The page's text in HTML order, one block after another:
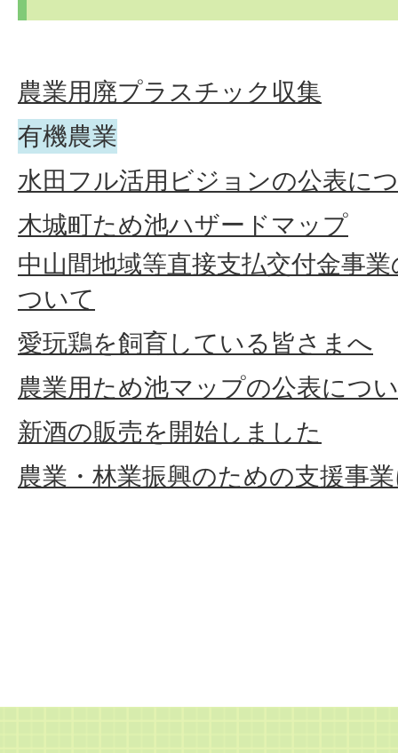
農業用廃プラスチック収集
有機農業
水田フル活用ビジョンの公表に
木城町ため池ハザードマップ
中山間地域等直接支払交付金事
ついて
愛玩鶏を飼育している皆さまへ
農業用ため池マップの公表につ
新酒の販売を開始しました
農業・林業振興のための支援事